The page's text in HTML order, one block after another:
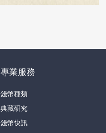
專業服務
錢幣種類
典藏研究
錢幣快訊